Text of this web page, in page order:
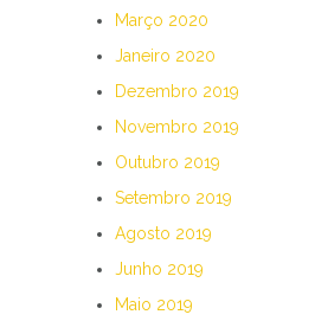
Março 2020
Janeiro 2020
Dezembro 2019
Novembro 2019
Outubro 2019
Setembro 2019
Agosto 2019
Junho 2019
Maio 2019